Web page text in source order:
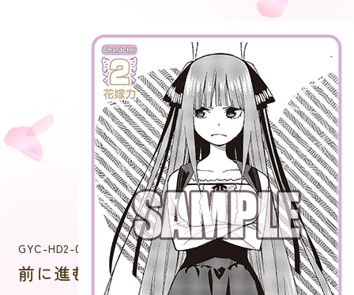
GYC-HD2-007
前に進むこと 中野 二乃